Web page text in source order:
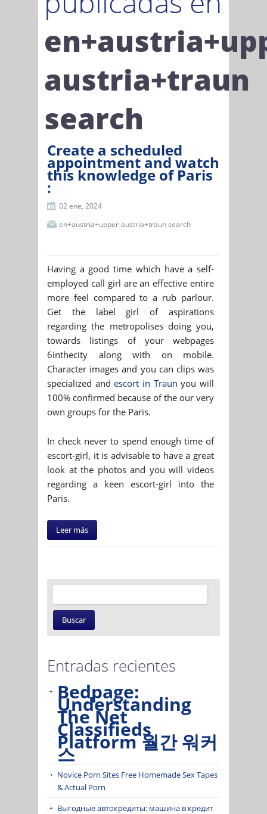
austria+traun
search
Create a scheduled
appointment and watch
this knowledge of Paris
:
02 ene, 2024
en+austria+upper-austria+traun search
Having a good time which have a self-
employed call girl are an effective entire
more feel compared to a rub parlour.
Get the label girl of aspirations
regarding the metropolises doing you,
towards listings of your webpages
6inthecity along with on mobile.
Character images and you can clips was
specialized andescort in Traun you will
100% confirmed because of the our very
own groups for the Paris.
In check never to spend enough time of
escort-girl, it is advisable to have a great
look at the photos and you will videos
regarding a keen escort-girl into the
Paris.
Leer más
Entradas recientes
Bedpage:
Understanding
The Net
Classifieds
Platform 월간 워커
스
Novice Porn Sites Free Homemade Sex Tapes
& Actual Porn
Выгодные автокредиты: машина в кредит